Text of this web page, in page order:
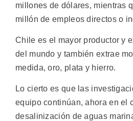
millones de dólares, mientras
millón de empleos directos o
Chile es el mayor productor y
del mundo y también extrae
medida, oro, plata y hierro.
Lo cierto es que las
equipo continúan, ahora en el
desalinización de aguas